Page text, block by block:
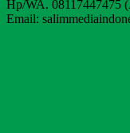
Hp/WA. 08117447475
Email: